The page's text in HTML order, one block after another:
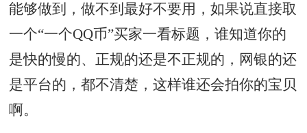
能够做到，做不到最好不要用，如果说直接取
一个“一个QQ币”买家一看标题，谁知道你的
是快的慢的、正规的还是不正规的，网银的还
是平台的，都不清楚，这样谁还会拍你的宝贝
啊。